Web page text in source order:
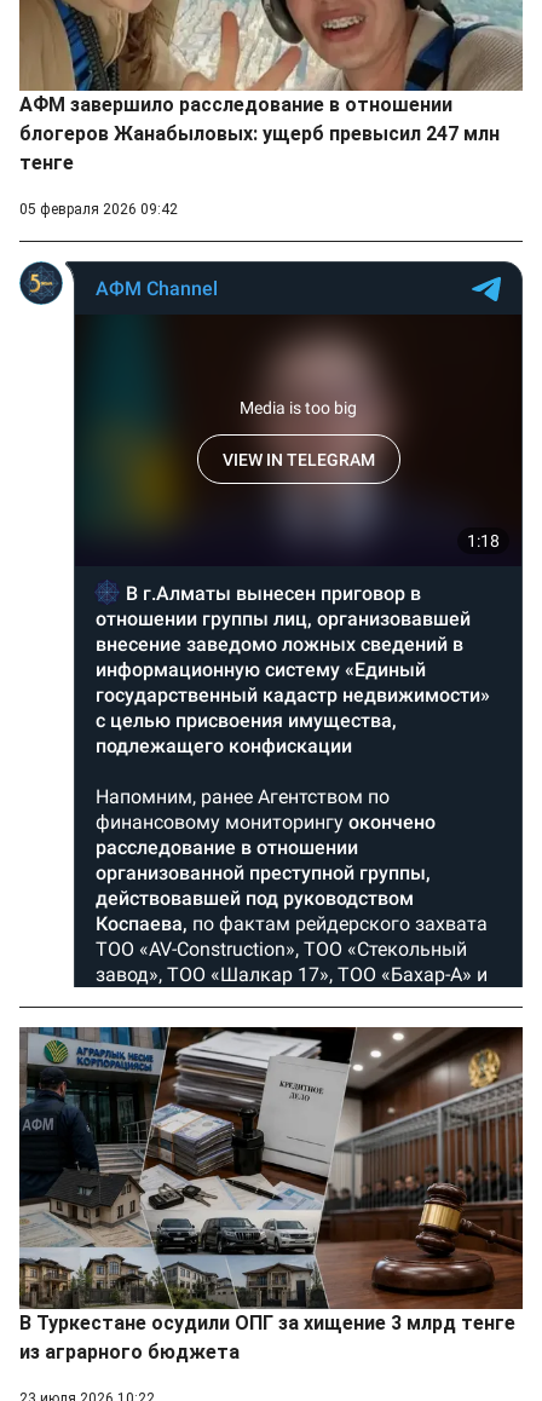
АФМ завершило расследование в отношении
блогеров Жанабыловых: ущерб превысил 247 млн
тенге
05 февраля 2026 09:42
В Туркестане осудили ОПГ за хищение 3 млрд тенге
из аграрного бюджета